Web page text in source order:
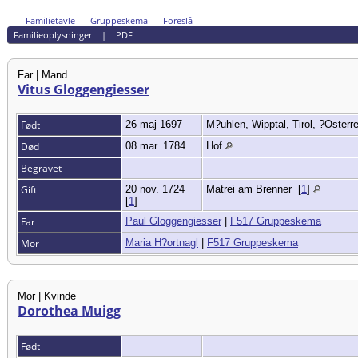
Familietavle Gruppeskema
Foreslå
Familieoplysninger| PDF
Far | Mand
Vitus Gloggengiesser
Født 26 maj 1697 M?uhlen, Wipptal, Tirol,
Død 08 mar. 1784 Hof
Begravet
Gift
20 nov. 1724
[1]
Matrei am Brenner [1]
Far Paul Gloggengiesser F517 Gruppeskema
Mor Maria H?ortnagl F517 Gruppeskema
Mor | Kvinde
Dorothea Muigg
Født